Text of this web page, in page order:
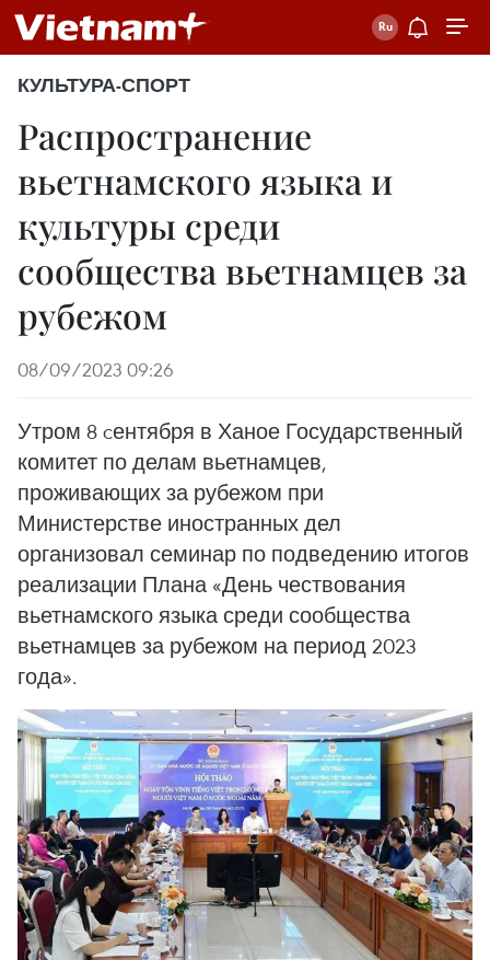
КУЛЬТУРА-СПОРТ
Распространение
вьетнамского языка и
культуры среди
cообщества вьетнамцев за
рубежом
08/09/2023 09:26
Утром 8 cентября в Ханое Государственный
комитет по делам вьетнамцев,
проживающих за рубежом при
Министерстве иностранных дел
организовал семинар по подведению итогов
реализации Плана «День чествования
вьетнамского языка среди сообщества
вьетнамцев за рубежом на период 2023
года».